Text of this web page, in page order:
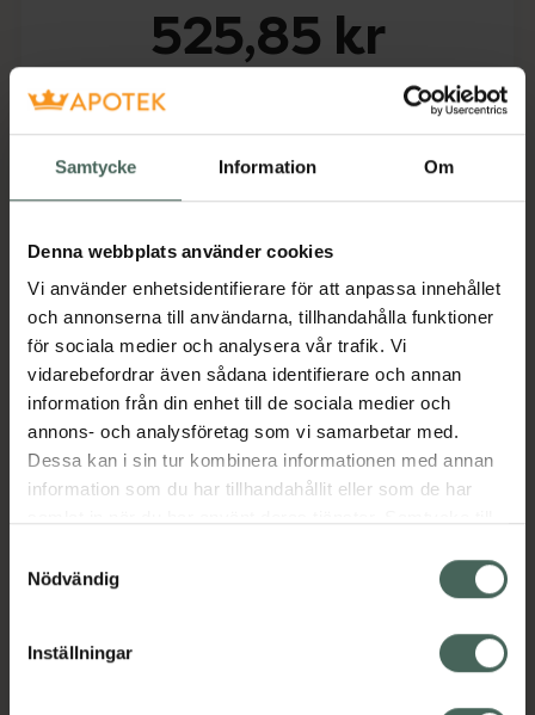
Samtycke Information Om
Denna webbplats använder cookies
Vi använder enhetsidentifierare för att anpassa innehållet
och annonserna till användarna, tillhandahålla funktioner
för sociala medier och analysera vår trafik. Vi
vidarebefordrar även sådana identifierare och annan
information från din enhet till de sociala medier och
annons- och analysföretag som vi samarbetar med.
Dessa kan i sin tur kombinera informationen med annan
information som du har tillhandahållit eller som de har
återkalla ditt samtycke via webbplatsens
cookieinställningar. Ett återkallat samtycke påverkar inte
lagligheten av behandling som skett innan återkallelsen.
Nödvändig
Inställningar
525,85 kr
Köp via ditt recept
Beskrivning Dölj
Läs alltid bipacksedeln innan
användning.
EAN:07046260741843
Visa